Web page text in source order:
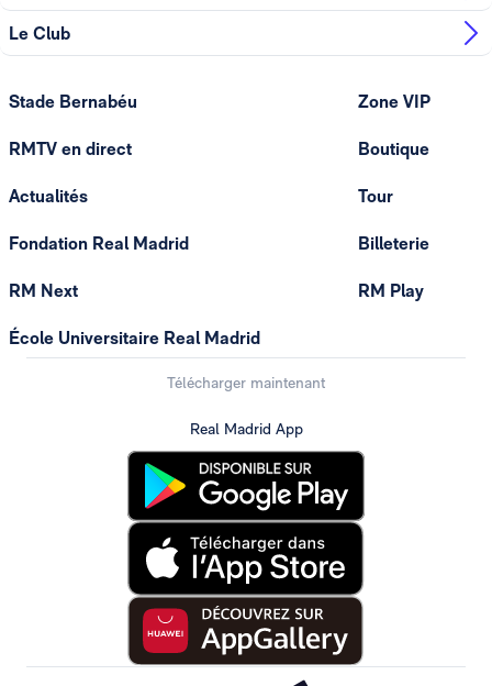
Le Club
Stade Bernabéu
RMTV en direct
Actualités
Fondation Real Madrid
RM Next
École Universitaire Real Madrid
Zone VIP
Boutique
Tour
Billeterie
RM Play
Télécharger maintenant
Real Madrid App